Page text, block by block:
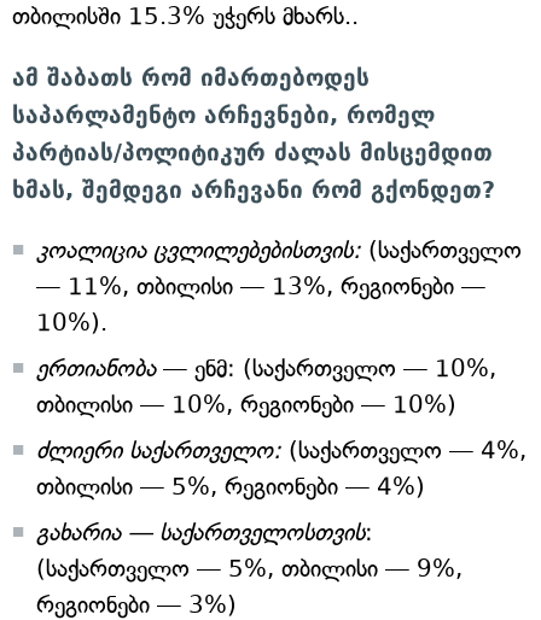
თბილისში 15.3% უჭერს მხარს..
ამ შაბათს რომ იმართებოდეს
საპარლამენტო არჩევნები, რომელ
პარტიას/პოლიტიკურ ძალას მისცემდით
ხმას, შემდეგი არჩევანი რომ გქონდეთ?
კოალიცია ცვლილებებისთვის: (საქართველო
— 11%, თბილისი — 13%, რეგიონები —
10%).
ერთიანობა— ენმ: (საქართველო — 10%,
თბილისი — 10%, რეგიონები — 10%)
ძლიერი საქართველო: (საქართველო — 4%,
თბილისი — 5%, რეგიონები — 4%)
გახარია — საქართველოსთვის:
(საქართველო — 5%, თბილისი — 9%,
რეგიონები — 3%)